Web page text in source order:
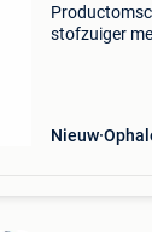
stofzuiger
Nieuw